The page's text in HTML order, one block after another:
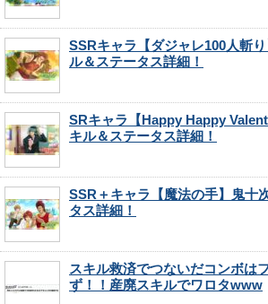
SSRキャラ【ダジャレ100人斬
ル＆ステータス詳細！
SRキャラ【Happy Happy
キル＆ステータス詳細！
SSR＋キャラ【魔法の手】鬼十
タス詳細！
スキル救済でつないだコンボは
ず！！産廃スキルでワロタwww